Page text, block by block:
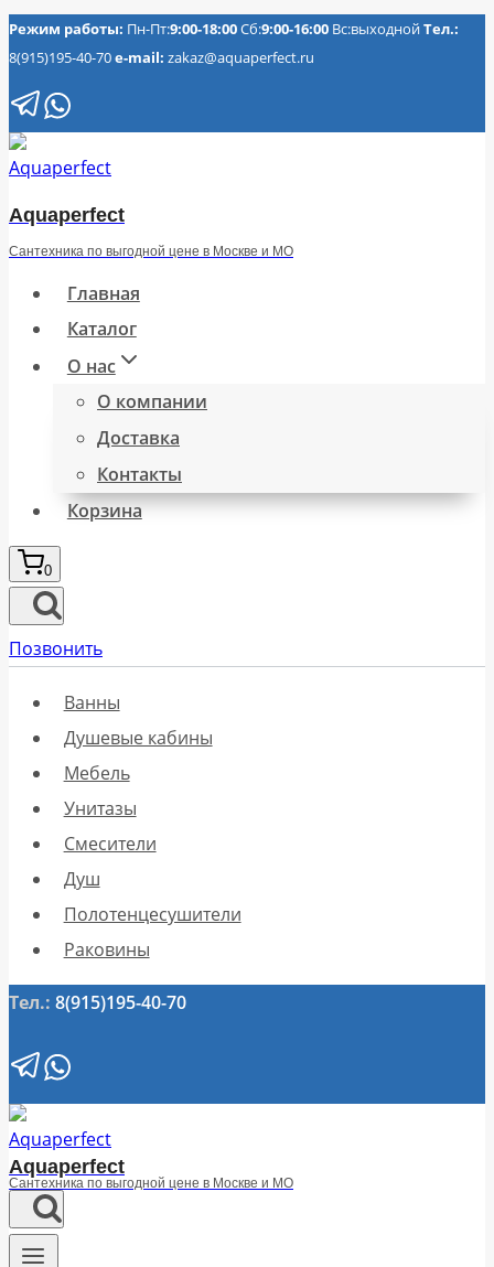
Перейти
к
содержимому
Режим работы: Пн-Пт:9:00-18:00Сб:9:00-16:00 Вс:выходнойТел.:
8(915)195-40-70e-mail: zakaz@aquaperfect.ru
Aquaperfect
Сантехника по выгодной цене в Москве и МО
Главная
Каталог
О нас
О компании
Доставка
Контакты
Корзина
0
Позвонить
Ванны
Душевые кабины
Мебель
Унитазы
Смесители
Душ
Полотенцесушители
Раковины
Тел.: 8(915)195-40-70
Aquaperfect
Сантехника по выгодной цене в Москве и МО